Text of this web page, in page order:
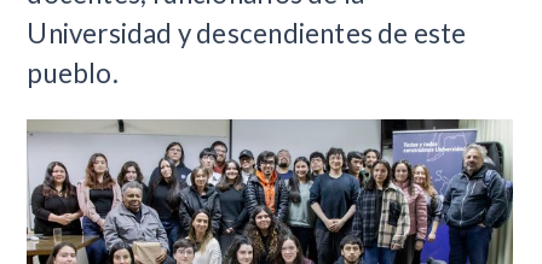
Universidad y descendientes de este
pueblo.